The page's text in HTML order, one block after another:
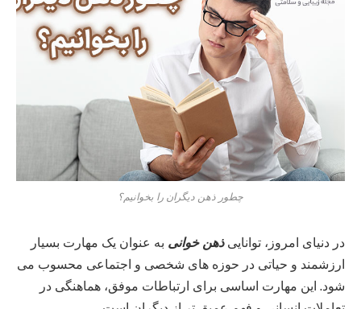
چطور ذهن دیگران را بخوانیم؟
در دنیای امروز، تواناییذهن خوانی به عنوان یک مهارت بسیار
ارزشمند و حیاتی در حوزه‌ های شخصی و اجتماعی محسوب می‌
شود. این مهارت اساسی برای ارتباطات موفق، هماهنگی در